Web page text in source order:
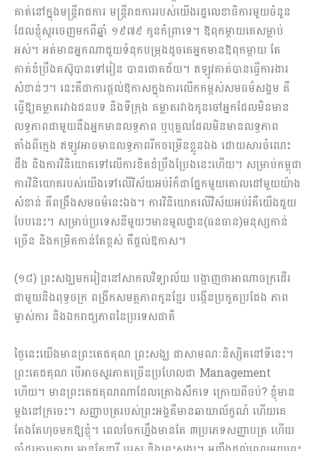
គាត់នៅក្នុងមន្ត្រីរាជការ មន្ត្រីរាជការរបស់យើងរដ្ឋលេខាធិការមួយចំនួន
ដែលខ្ញុំសួរចេញមកពីឆ្នាំ ១៩៧៩ កូនកំព្រាទេ។ ឪពុកម្តាយគេសម្លាប់
អស់។ អត់មានអ្នកណាជួយទំនុកបម្រុងដូចគេអ្នកមានឪពុកម្តាយ តែ
គាត់ខំប្រឹងតស៊ូបានទៅរៀន បានជោគជ័យ។ ឥឡូវគាត់បានធ្វើការងារ
សំខាន់ៗ។ នេះគឺជាការផ្តល់ឱកាសក្នុងការលើកកម្ពស់សមធម៌សង្គម គឺ
ធ្វើឱ្យគម្លាតរវាង​ជនបទ និងទីក្រុង គម្លាតរវាងកូនចៅអ្នកដែលមិនមាន
លទ្ធភាពជាមួយនឹងអ្នកមានលទ្ធភាព ឬបុគ្គលដែលមិនមានលទ្ធភាព
តាំងពីក្មេង ឥឡូវអាចមានលទ្ធភាពរីកចម្រើនខ្លួនឯង ដោយសារចំណេះ
ដឹង និងការវិនិយោគទៅលើការខិតខំប្រឹងប្រែងនេះហើយ។ សម្រាប់កម្ពុជា
ការវិនិយោគរបស់យើងទៅលើវិស័យអប់រំក៏ជាផ្នែកមួយគោលដៅមួយយ៉ាង
សំខាន់ គឺពង្រឹងសមធម៌នេះឯង។ ការវិនិយោគលើវិស័យអប់រំគឺយើងជួយ
បែបនេះ។ សម្រាប់ប្រទេស​នីមួយៗមានមូលដ្ឋាន(ធនធាន)មនុស្សកាន់
ច្រើន និងកម្រិតកាន់តែខ្ពស់ គឺផ្តល់ឱកាស។
(១៨) ព្រះសង្ឃមករៀននៅសាកលវិទ្យាល័យ បង្ហាញថាអាណាចក្រដើរ
ជាមួយនិងពុទ្ធចក្រ ពង្រីកសមត្ថភាពកូនខ្មែរ បង្កើនប្រកួតប្រជែង ភាព
ម្ចាស់ការ និងឯករាជ្យភាពនៃប្រទេសជាតិ
ថ្ងៃនេះយើងមានព្រះតេជគុណ ព្រះសង្ឃ ជាសាមណៈនិស្សិតនៅទីនេះ។
ព្រះតេជគុណ បើអាចសួរភាគច្រើនប្រហែលជា Management
ហើយ។ មានព្រះតេជគុណណាដែលគ្រោងសឹកទេ ក្រោយពីចប់? ខ្ញុំមាន
ម្តងនៅក្រចេះ។ សញ្ញាបត្ររបស់ព្រះអង្គគឺមានឆាយាល័ក្ខណ៍ ហើយគេ
តែងតែហុចមកឱ្យខ្ញុំ។ ពេលចែកហ្នឹងមានតែ ៣ប្រភេទសញ្ញាបត្រ ហើយ